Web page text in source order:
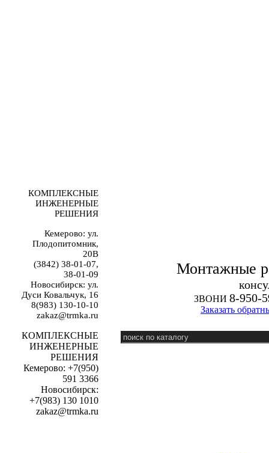
КОМПЛЕКСНЫЕ
ИНЖЕНЕРНЫЕ
РЕШЕНИЯ
Кемерово: ул.
Плодопитомник,
20В
(3842) 38-01-07,
38-01-09
Новосибирск: ул.
Дуси Ковальчук, 16
8(983) 130-10-10
zakaz@trmka.ru
КОМПЛЕКСНЫЕ
ИНЖЕНЕРНЫЕ
РЕШЕНИЯ
Кемерово: +7(950)
591 3366
Новосибирск:
+7(983) 130 1010
zakaz@trmka.ru
Монтажные
к
ЗВОНИ 8-950-
Заказать